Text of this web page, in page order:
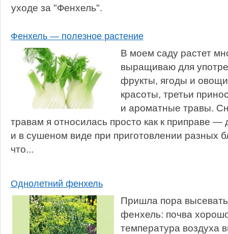
уходе за "Фенхель".
Фенхель — полезное растение
В моем саду растет
выращиваю для
фрукты, ягоды и
красоты, третьи
и ароматные травы.
травам я относилась просто как к приправе
и в сушеном виде при приготовлении разных
что...
Однолетний фенхель
Пришла пора
фенхель: почва
температура воздуха